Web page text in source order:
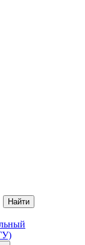
Найти